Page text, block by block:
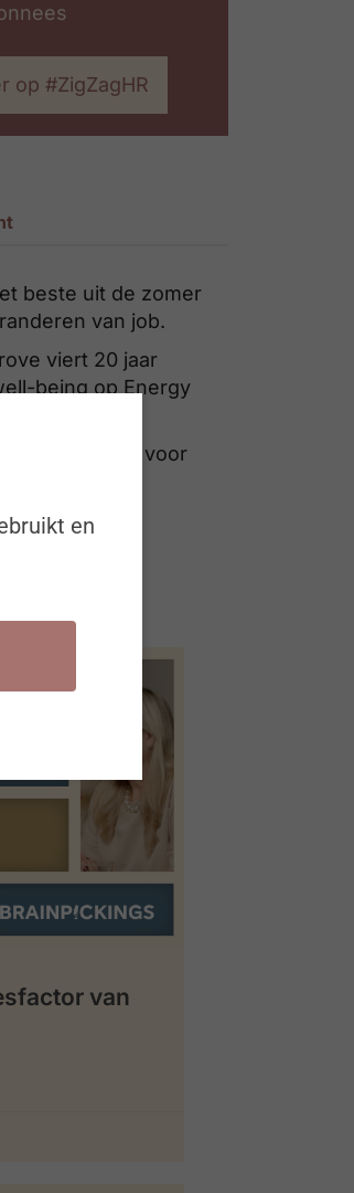
op #ZigZagHR
beste uit de zomer
van job.
viert 20 jaar
being op Energy
een kanteljaar voor
van
en